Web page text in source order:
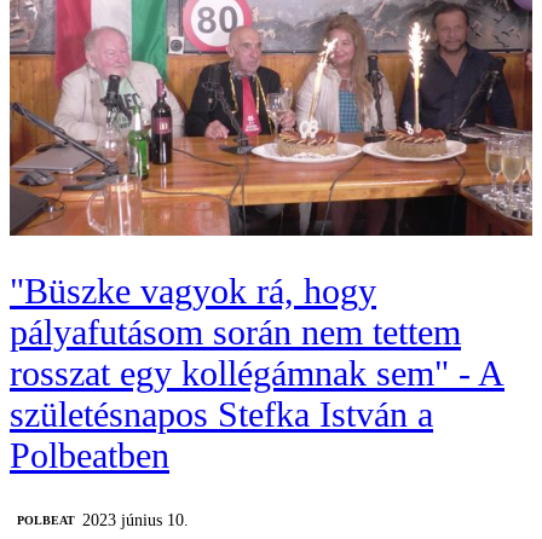
"Büszke vagyok rá, hogy
pályafutásom során nem tettem
rosszat egy kollégámnak sem" - A
születésnapos Stefka István a
Polbeatben
‎POLBEAT
2023 június 10.